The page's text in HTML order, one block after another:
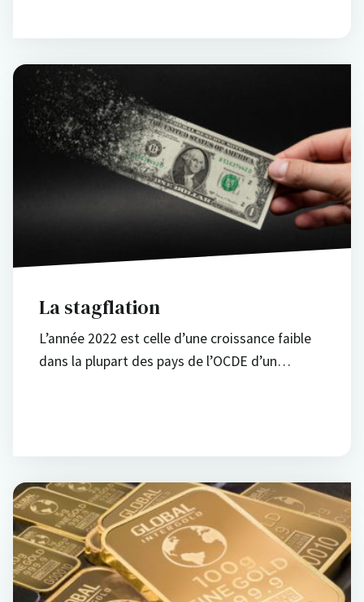
La stagflation
L’année 2022 est celle d’une croissance faible
dans la plupart des pays de l’OCDE d’un…